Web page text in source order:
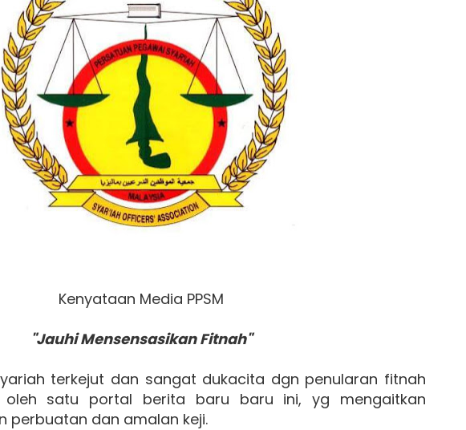
Kenyataan Media PPSM
"Jauhi Mensensasikan Fitnah"
terkejut dan sangat dukacita dgn penularan fitnah
oleh satu portal berita baru baru ini, yg mengaitkan
perbuatan dan amalan keji.